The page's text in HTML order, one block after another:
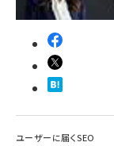
ユーザーに届くSEO